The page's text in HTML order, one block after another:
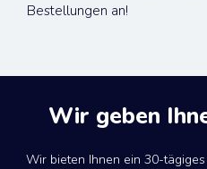
Bestellungen an!
Wir geben
Wir bieten Ihnen ein 30-